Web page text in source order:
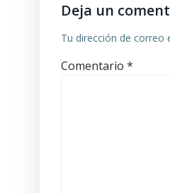
Deja un
Tu dirección de correo
Comentario *